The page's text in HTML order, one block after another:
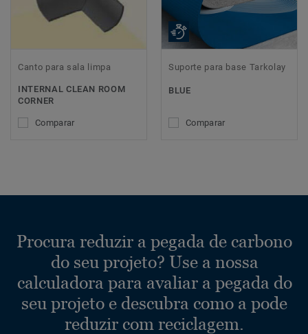
Canto para sala limpa
INTERNAL CLEAN ROOM
CORNER
Comparar
Suporte para base Tarkolay
BLUE
Comparar
Procura reduzir a pegada de carbono
do seu projeto? Use a nossa
calculadora para avaliar a pegada do
seu projeto e descubra como a pode
reduzir com reciclagem.